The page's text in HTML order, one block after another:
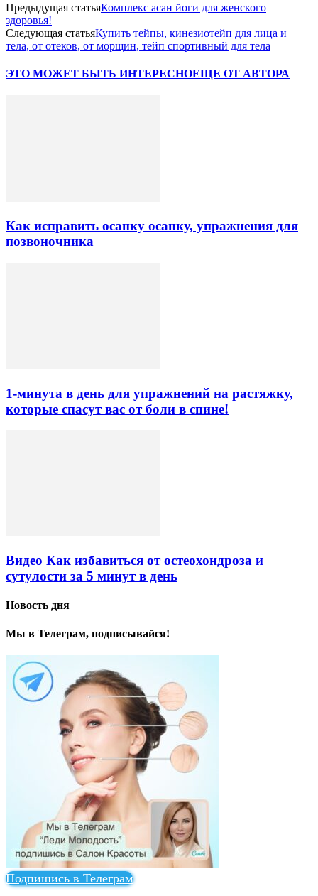
Предыдущая статьяКомплекс асан йоги для женского
здоровья!
Следующая статьяКупить тейпы, кинезиотейп для лица и
тела, от отеков, от морщин, тейп спортивный для тела
ЭТО МОЖЕТ БЫТЬ ИНТЕРЕСНОЕЩЕ ОТ АВТОРА
Как исправить осанку осанку, упражнения для
позвоночника
1-минута в день для упражнений на растяжку,
которые спасут вас от боли в спине!
Видео Как избавиться от остеохондроза и
сутулости за 5 минут в день
Новость дня
Мы в Телеграм, подписывайся!
Подпишись в Телеграм